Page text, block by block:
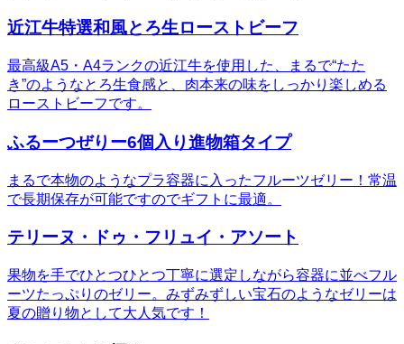
近江牛特選和風とろ生ローストビーフ
最高級A5・A4ランクの近江牛を使用した、まるで“たた
き”のようなとろ生食感と、肉本来の味をしっかり楽しめる
ローストビーフです。
ふるーつぜりー6個入り進物箱タイプ
まるで本物のようなプラ容器に入ったフルーツゼリー！常温
で長期保存が可能ですのでギフトに最適。
テリーヌ・ドゥ・フリュイ・アソート
果物を手でひとつひとつ丁寧に選定しながら容器に並べフル
ーツたっぷりのゼリー。みずみずしい宝石のようなゼリーは
夏の贈り物として大人気です！